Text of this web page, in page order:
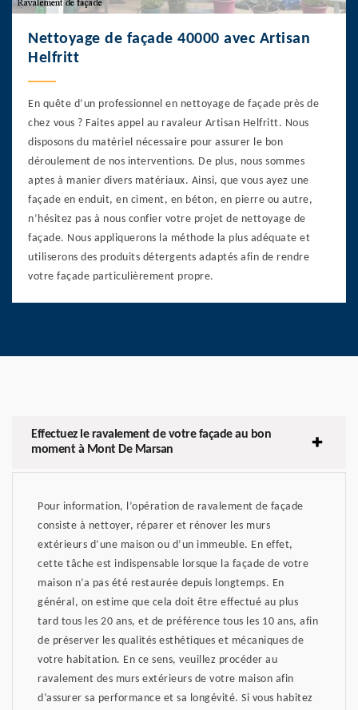
Nettoyage de façade 40000 avec Artisan
Helfritt
En quête d’un professionnel en nettoyage de façade près de
chez vous ? Faites appel au ravaleur Artisan Helfritt. Nous
disposons du matériel nécessaire pour assurer le bon
déroulement de nos interventions. De plus, nous sommes
aptes à manier divers matériaux. Ainsi, que vous ayez une
façade en enduit, en ciment, en béton, en pierre ou autre,
n’hésitez pas à nous confier votre projet de nettoyage de
façade. Nous appliquerons la méthode la plus adéquate et
utiliserons des produits détergents adaptés afin de rendre
votre façade particulièrement propre.
Effectuez le ravalement de votre façade au bon
moment à Mont De Marsan
Pour information, l’opération de ravalement de façade
consiste à nettoyer, réparer et rénover les murs
extérieurs d’une maison ou d’un immeuble. En effet,
cette tâche est indispensable lorsque la façade de votre
maison n’a pas été restaurée depuis longtemps. En
général, on estime que cela doit être effectué au plus
tard tous les 20 ans, et de préférence tous les 10 ans, afin
de préserver les qualités esthétiques et mécaniques de
votre habitation. En ce sens, veuillez procéder au
ravalement des murs extérieurs de votre maison afin
d’assurer sa performance et sa longévité. Si vous habitez